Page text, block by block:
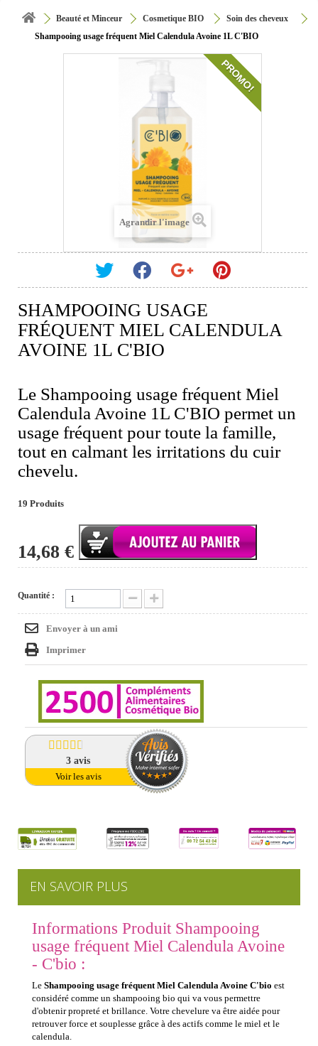
Beauté et Minceur Cosmetique BIO
Soin des cheveux
Shampooing usage fréquent Miel Calendula Avoine 1L C'BIO
PROMO!
Agrandir l'image
SHAMPOOING USAGE
FRÉQUENT MIEL CALENDULA
AVOINE 1L C'BIO
Le Shampooing usage fréquent Miel
Calendula Avoine 1L C'BIO permet un
usage fréquent pour toute la famille,
tout en calmant les irritations du cuir
chevelu.
19 Produits
14,68 €
Quantité :
Envoyer à un ami
Imprimer
3avis
Voir les avis
EN SAVOIR PLUS
Informations Produit Shampooing
usage fréquent Miel Calendula Avoine
- C'bio :
Le Shampooing usage fréquent Miel Calendula Avoine C'bio est
considéré comme un shampooing bio qui va vous permettre
d'obtenir propreté et brillance. Votre chevelure va être aidée pour
retrouver force et souplesse grâce à des actifs comme le miel et le
calendula.